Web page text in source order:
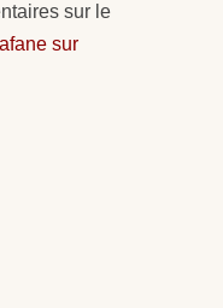
sur le
sur